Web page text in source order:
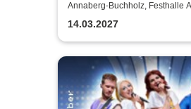
Annaberg-Buchholz, Festhalle
Buchholz
14.03.2027